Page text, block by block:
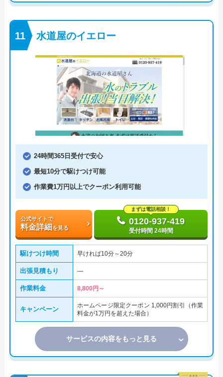
水道屋のイエロー
24時間365日受付で安心
最短10分で駆けつけ可能
作業費1万円以上でクーポン利用可能
公式サイトで
料金詳細を見る
まずは電話相談！
0120-937-419
受付時間 24時間
駆けつけ時間 早ければ10分～20分
出張見積もり ―
作業料金 8,800円～
キャンペーン
ホームページ限定クーポン 1,000円割引（作業
料金が1万円を超えた場合）
サービスの内容をもっと見る